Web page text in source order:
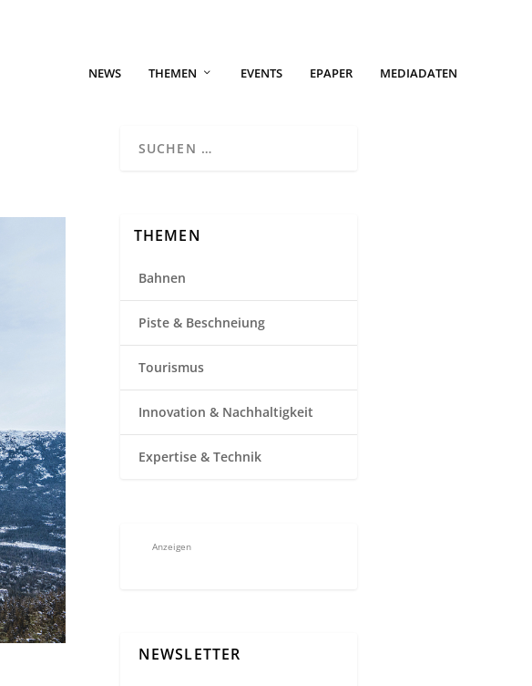
NEWS THEMEN EVENTS EPAPER MEDIADATEN
THEMEN
Bahnen
Piste & Beschneiung
Tourismus
Innovation & Nachhaltigkeit
Expertise & Technik
Anzeigen
NEWSLETTER